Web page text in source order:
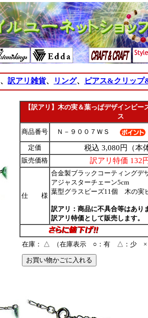
、 訳アリ雑貨、 リング、 ピアス&クリップ
【訳アリ】木の実＆葉っぱデザインビー
ス
商品番号
Ｎ－９００７ＷＳ
定価 税込 3,080円（本
販売価格 訳アリ特価 132
仕 様
合金製ブラックコーティングデ
アジャスターチェーン5cm
葉型グラスビーズ11個 木の実
訳アリ：商品に不具合等はあり
訳アリ特価として販売します。
在庫： △ （在庫表示 ○：有 △：少 ×